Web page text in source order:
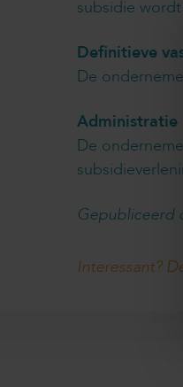
subsidie
Definitieve
De
Administratie
De
Gepubliceerd
Interessant?